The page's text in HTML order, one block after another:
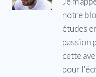
notre
études
passion
cette
pour